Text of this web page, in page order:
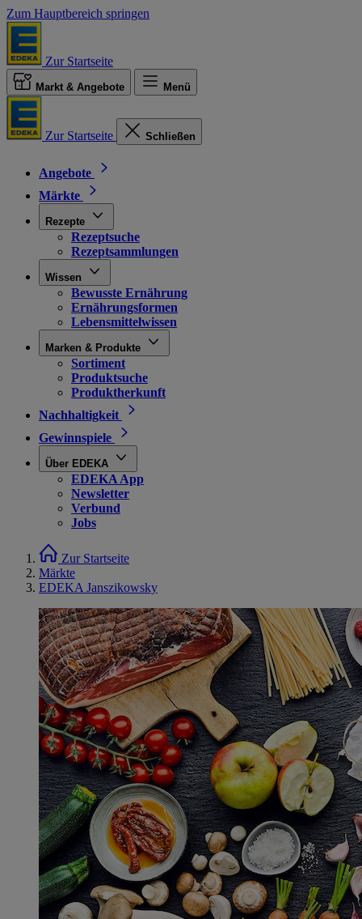
Zum Hauptbereich springen
Zur Startseite
Markt & Angebote Menü
Zur Startseite Schließen
Angebote
Märkte
Rezepte
Rezeptsuche
Rezeptsammlungen
Wissen
Bewusste Ernährung
Ernährungsformen
Lebensmittelwissen
Marken & Produkte
Sortiment
Produktsuche
Produktherkunft
Nachhaltigkeit
Gewinnspiele
Über EDEKA
EDEKA App
Newsletter
Verbund
Jobs
Zur Startseite
Märkte
EDEKA Janszikowsky